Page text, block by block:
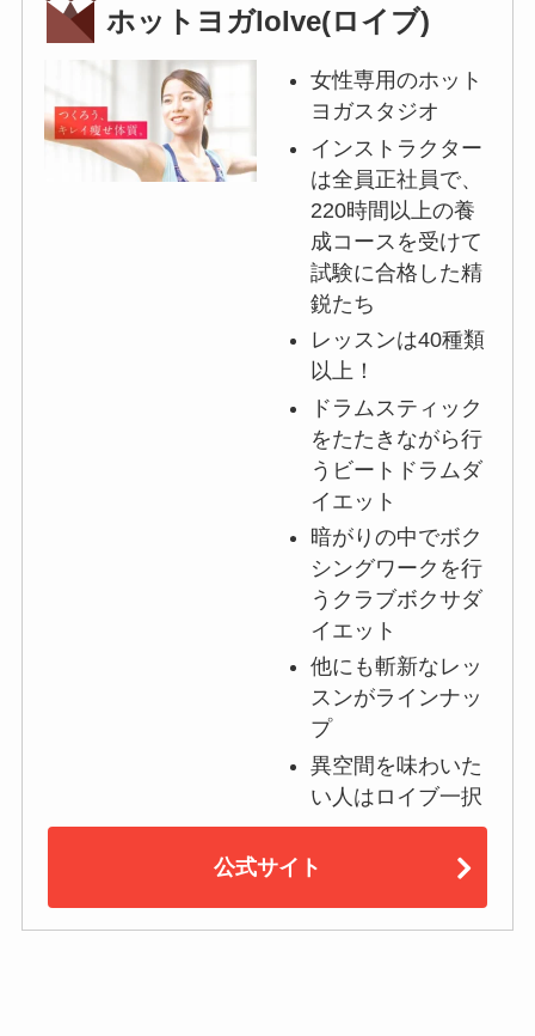
ホットヨガloIve(ロイブ)
女性専用のホット
ヨガスタジオ
インストラクター
は全員正社員で、
220時間以上の養
成コースを受けて
試験に合格した精
鋭たち
レッスンは40種類
以上！
ドラムスティック
をたたきながら行
うビートドラムダ
イエット
暗がりの中でボク
シングワークを行
うクラブボクサダ
イエット
他にも斬新なレッ
スンがラインナッ
プ
異空間を味わいた
い人はロイブ一択
公式サイト